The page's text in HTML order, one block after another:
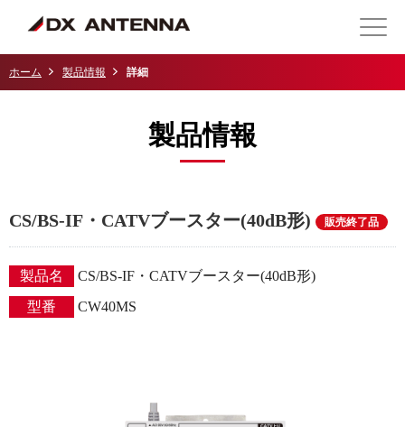
ホーム 製品情報 詳細
製品情報
CS/BS-IF・CATVブースター(40dB形) 販売終了品
製品名
CS/BS-IF・CATVブースター(40dB形)
型番
CW40MS